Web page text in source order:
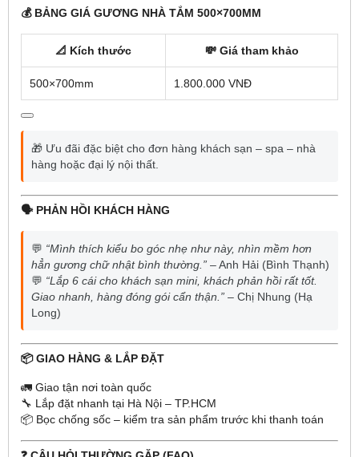
💰 BẢNG GIÁ GƯƠNG NHÀ TẮM 500×700MM
📐 Kích thước 💸 Giá tham khảo
500×700mm 1.800.000 VNĐ
🎁 Ưu đãi đặc biệt cho đơn hàng khách sạn – spa – nhà
hàng hoặc đại lý nội thất.
🗣️ PHẢN HỒI KHÁCH HÀNG
💬 “Mình thích kiểu bo góc nhẹ như này, nhìn mềm hơn
hẳn gương chữ nhật bình thường.” – Anh Hải (Bình Thạnh)
💬 “Lắp 6 cái cho khách sạn mini, khách phản hồi rất tốt.
Giao nhanh, hàng đóng gói cẩn thận.” – Chị Nhung (Hạ
Long)
📦 GIAO HÀNG & LẮP ĐẶT
🚛 Giao tận nơi toàn quốc
🔧 Lắp đặt nhanh tại Hà Nội – TP.HCM
📦 Bọc chống sốc – kiểm tra sản phẩm trước khi thanh toán